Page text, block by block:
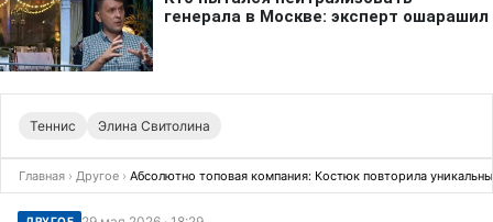
Теннис Элина Свитолина
Главная › Другое › Абсолютно топовая компания: Костюк повторила